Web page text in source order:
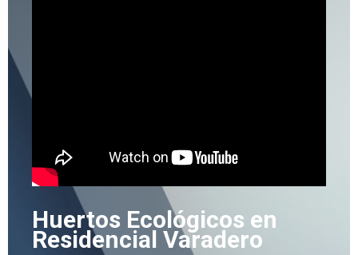
Huertos Ecológicos en
Residencial Varadero